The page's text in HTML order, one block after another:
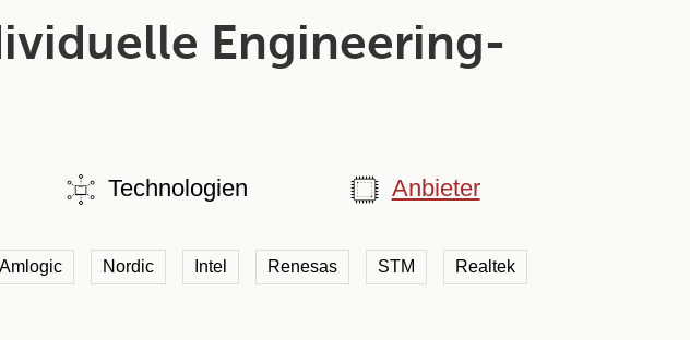
Engineering-
Technologien Anbieter
Amlogic Nordic Intel Renesas STM Realtek